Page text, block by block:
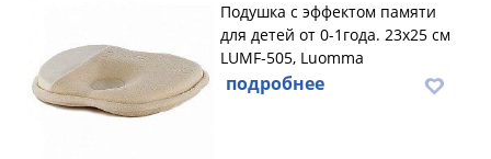
Подушка с эффектом памяти
для детей от 0-1года. 23х25 см
LUMF-505, Luomma
подробнее